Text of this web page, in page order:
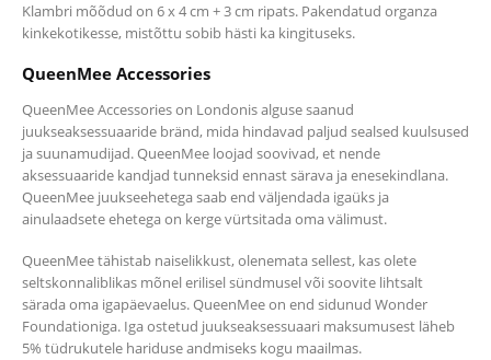
Klambri mõõdud on 6 x 4 cm + 3 cm ripats. Pakendatud organza
kinkekotikesse, mistõttu sobib hästi ka kingituseks.
QueenMee Accessories
QueenMee Accessories on Londonis alguse saanud
juukseaksessuaaride bränd, mida hindavad paljud sealsed kuulsused
ja suunamudijad. QueenMee loojad soovivad, et nende
aksessuaaride kandjad tunneksid ennast särava ja enesekindlana.
QueenMee juukseehetega saab end väljendada igaüks ja
ainulaadsete ehetega on kerge vürtsitada oma välimust.
QueenMee tähistab naiselikkust, olenemata sellest, kas olete
seltskonnaliblikas mõnel erilisel sündmusel või soovite lihtsalt
särada oma igapäevaelus.QueenMee on end sidunud Wonder
Foundationiga. Iga ostetud juukseaksessuaari maksumusest läheb
5% tüdrukutele hariduse andmiseks kogu maailmas.